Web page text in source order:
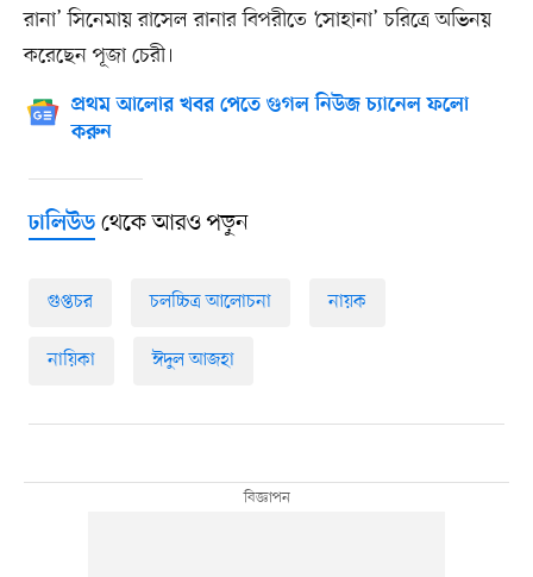
রানা’ সিনেমায় রাসেল রানার বিপরীতে ‘সোহানা’ চরিত্রে অভিনয়
করেছেন পূজা চেরী।
প্রথম আলোর খবর পেতে গুগল নিউজ চ্যানেল ফলো
করুন
ঢালিউডথেকে আরও পড়ুন
গুপ্তচর চলচ্চিত্র আলোচনা নায়ক
নায়িকা ঈদুল আজহা